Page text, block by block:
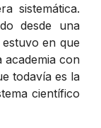
sistemática.
desde una
en que
academia con
todavía es la
científico